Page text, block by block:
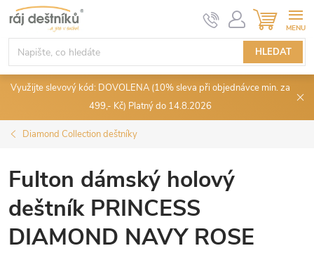
Přejít
na
obsah
HLEDAT
KOŠÍK
Využijte slevový kód: DOVOLENA (10% sleva při objednávce min. za
499,- Kč) Platný do 14.8.2026
Diamond Collection deštníky
Fulton dámský holový
deštník PRINCESS
DIAMOND NAVY ROSE